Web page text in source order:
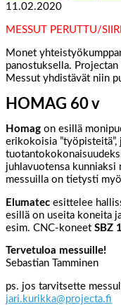
11.02.2020
MESSUT PERUTTU/
Monet
panostuksella.
Messut yhdistävät niin
HOMAG 60 v
Homag on esillä
erikokoisia
juhlavuotensa kunniaksi
messuilla on tietysti
Elumatec esittelee
esillä on useita koneita
esim. CNC-koneet SBZ
Tervetuloa messuille!
Sebastian Tamminen
ps. jos tarvitsette
jari.kurikka@projecta.fi